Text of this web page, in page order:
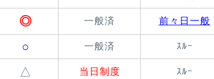
◎ 一般済 前々日一般
○ 一般済 ｽﾙｰ
△ 当日制度 ｽﾙｰ